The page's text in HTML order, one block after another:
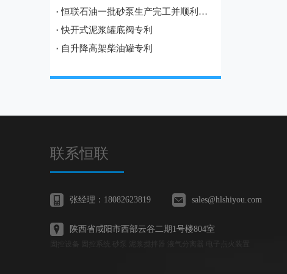
恒联石油一批砂泵生产完工并顺利发往宝鸡
快开式泥浆罐底阀专利
自升降高架柴油罐专利
联系恒联
张经理：18082623819 sales@hlshiyou.com
陕西省咸阳市西部云谷二期1号楼804室